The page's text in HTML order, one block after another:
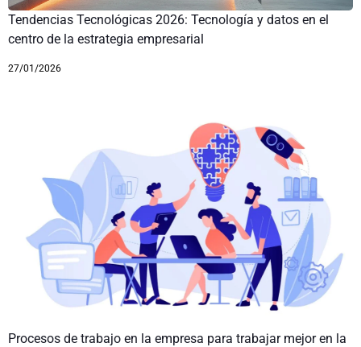
Tendencias Tecnológicas 2026: Tecnología y datos en el
centro de la estrategia empresarial
27/01/2026
Procesos de trabajo en la empresa para trabajar mejor en la